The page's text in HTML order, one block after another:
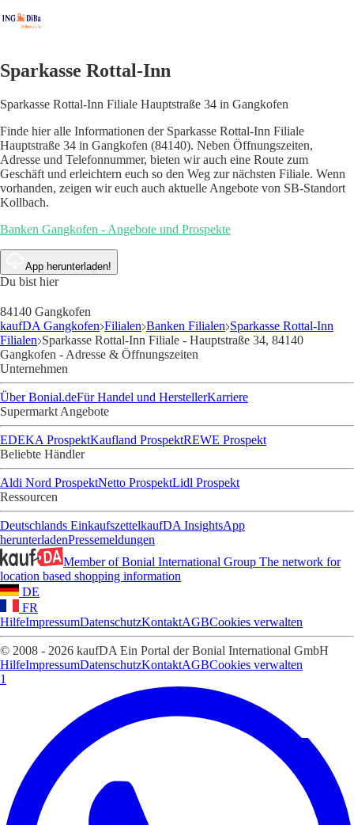
Sparkasse Rottal-Inn
Sparkasse Rottal-Inn Filiale Hauptstraße 34 in Gangkofen
Finde hier alle Informationen der Sparkasse Rottal-Inn Filiale
Hauptstraße 34 in Gangkofen (84140). Neben Öffnungszeiten,
Adresse und Telefonnummer, bieten wir auch eine Route zum
Geschäft und erleichtern euch so den Weg zur nächsten Filiale. Wenn
vorhanden, zeigen wir euch auch aktuelle Angebote von SB-Standort
Kollbach.
Banken Gangkofen - Angebote und Prospekte
App herunterladen!
Du bist hier
84140 Gangkofen
kaufDA Gangkofen Filialen Banken Filialen Sparkasse Rottal-Inn
Filialen Sparkasse Rottal-Inn Filiale - Hauptstraße 34, 84140
Gangkofen - Adresse & Öffnungszeiten
Unternehmen
Über Bonial.deFür Handel und HerstellerKarriere
Supermarkt Angebote
EDEKA ProspektKaufland ProspektREWE Prospekt
Beliebte Händler
Aldi Nord ProspektNetto ProspektLidl Prospekt
Ressourcen
Deutschlands EinkaufszettelkaufDA InsightsApp
herunterladenPressemeldungen
Member of Bonial International Group The network for
location based shopping information
DE
FR
HilfeImpressumDatenschutzKontaktAGBCookies verwalten
© 2008 - 2026 kaufDA Ein Portal der Bonial International GmbH
HilfeImpressumDatenschutzKontaktAGBCookies verwalten
1